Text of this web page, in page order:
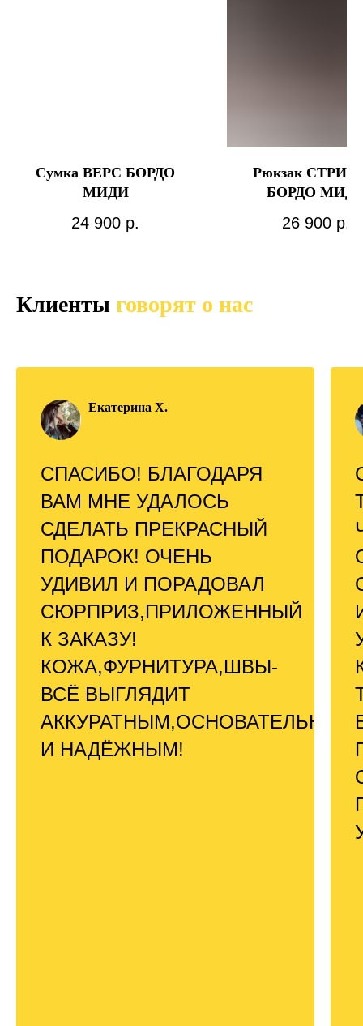
Сумка ВЕРС БОРДО
МИДИ
24 900 р.
Рюкзак СТРИТ
БОРДО
26 900 р.
Клиенты говорят о нас
Екатерина Х.
СПАСИБО! БЛАГОДАРЯ
ВАМ МНЕ УДАЛОСЬ
СДЕЛАТЬ ПРЕКРАСНЫЙ
ПОДАРОК! ОЧЕНЬ
УДИВИЛ И ПОРАДОВАЛ
СЮРПРИЗ,ПРИЛОЖЕННЫЙ
К ЗАКАЗУ!
КОЖА,ФУРНИТУРА,ШВЫ-
ВСЁ ВЫГЛЯДИТ
АККУРАТНЫМ,ОСНОВАТЕЛЬНЫМ
И НАДЁЖНЫМ!